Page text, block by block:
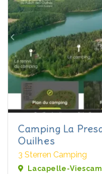
Camping La
Ouilhes
3 Sterren Camping
Lacapelle-